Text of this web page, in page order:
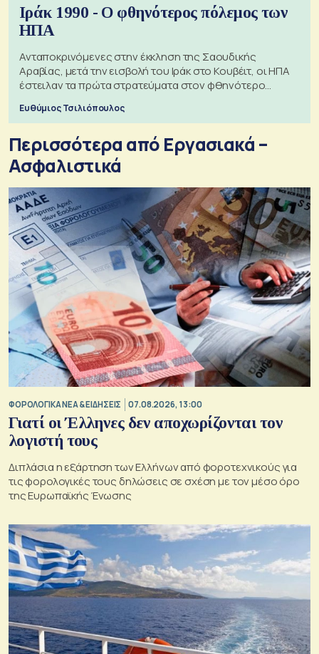
Ιράκ 1990 - Ο φθηνότερος πόλεμος των
ΗΠΑ
Ανταποκρινόμενες στην έκκληση της Σαουδικής
Αραβίας, μετά την εισβολή του Ιράκ στο Κουβέιτ, οι ΗΠΑ
έστειλαν τα πρώτα στρατεύματα στον φθηνότερο
Ευθύμιος Τσιλιόπουλος
Περισσότερα από Εργασιακά –
Ασφαλιστικά
ΦΟΡΟΛΟΓΙΚΑ ΝΕΑ & EΙΔΗΣΕΙΣ 07.08.2026, 13:00
Γιατί οι Έλληνες δεν αποχωρίζονται τον
λογιστή τους
Διπλάσια η εξάρτηση των Ελλήνων από φοροτεχνικούς για
τις φορολογικές τους δηλώσεις σε σχέση με τον μέσο όρο
της Ευρωπαϊκής Ένωσης